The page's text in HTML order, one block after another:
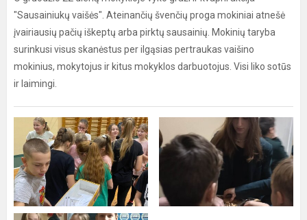
"Sausainiukų vaišės". Ateinančių švenčių proga mokiniai atnešė
įvairiausių pačių iškeptų arba pirktų sausainių. Mokinių taryba
surinkusi visus skanėstus per ilgąsias pertraukas vaišino
mokinius, mokytojus ir kitus mokyklos darbuotojus. Visi liko sotūs
ir laimingi.